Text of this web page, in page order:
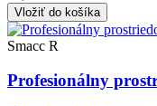
Vložiť do košíka
Smacc R
Profesionálny